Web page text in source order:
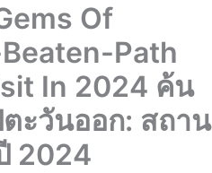
Of
Path
In 2024 ค้น
ะวันออก: สถาน
2024